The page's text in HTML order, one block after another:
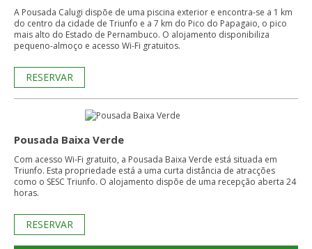
A Pousada Calugi dispõe de uma piscina exterior e encontra-se a 1 km
do centro da cidade de Triunfo e a 7 km do Pico do Papagaio, o pico
mais alto do Estado de Pernambuco. O alojamento disponibiliza
pequeno-almoço e acesso Wi-Fi gratuitos.
RESERVAR
Pousada Baixa Verde
Com acesso Wi-Fi gratuito, a Pousada Baixa Verde está situada em
Triunfo. Esta propriedade está a uma curta distância de atracções
como o SESC Triunfo. O alojamento dispõe de uma recepção aberta 24
horas.
RESERVAR